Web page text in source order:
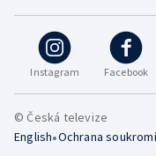
Instagram Facebook
© Česká televize
English•Ochrana soukromí